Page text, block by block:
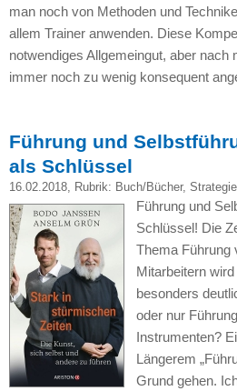
man noch von Methoden und
allem Trainer anwenden. Diese
notwendiges Allgemeingut, aber nach
immer noch zu wenig konsequent
Führung und
als Schlüssel
16.02.2018, Rubrik: Buch/Bücher,
Führung und
Schlüssel! Die
Thema Führung
Mitarbeitern
besonders
oder nur
Instrumenten?
Längerem
Grund gehen.